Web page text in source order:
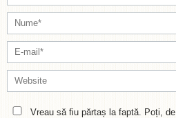
Vreau să fiu părtaș la faptă. Poți, de